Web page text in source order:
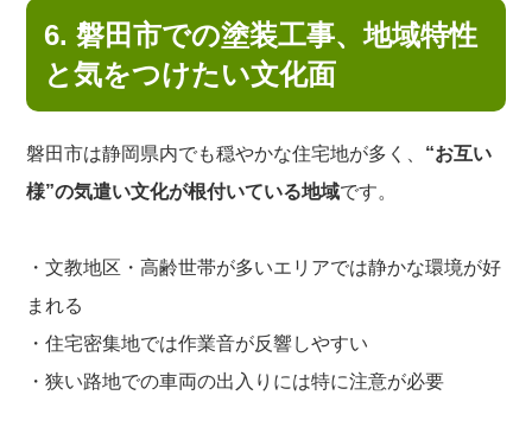
6. 磐田市での塗装工事、地域特性
と気をつけたい文化面
磐田市は静岡県内でも穏やかな住宅地が多く、 “お互い
様”の気遣い文化が根付いている地域です。
・文教地区・高齢世帯が多いエリアでは静かな環境が好
まれる
・住宅密集地では作業音が反響しやすい
・狭い路地での車両の出入りには特に注意が必要